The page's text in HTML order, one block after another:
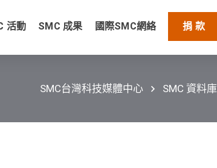
活動 SMC 成果 國際SMC網絡 捐 款
SMC台灣科技媒體中心 SMC 資料庫